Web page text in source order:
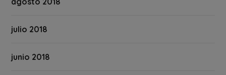
julio 2018
junio 2018